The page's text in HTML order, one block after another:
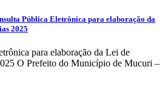
Pública Eletrônica para elaboração da
2025
para elaboração da Lei de
O Prefeito do Município de Mucuri –